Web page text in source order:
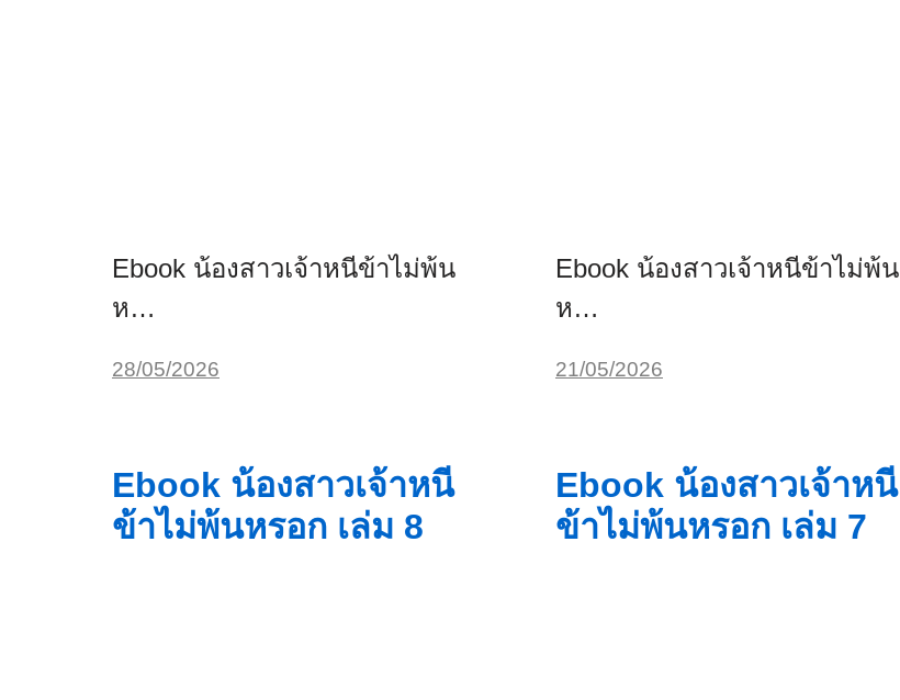
Ebook น้องสาวเจ้าหนีข้าไม่พ้น
ห…
28/05/2026
Ebook น้องสาวเจ้าหนีข้าไม่พ้น
ห…
21/05/2026
Ebook น้องสาวเจ้าหนี
ข้าไม่พ้นหรอก เล่ม 8
Ebook น้องสาวเจ้าหนี
ข้าไม่พ้นหรอก เล่ม 7